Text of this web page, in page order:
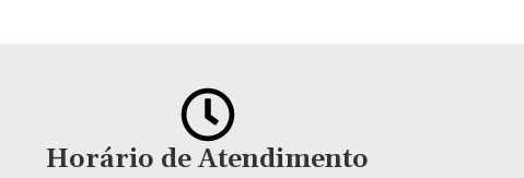
Horário de Atendimento